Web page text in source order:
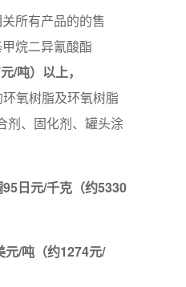
所有产品的的售
烷二异氰酸酯
/吨）以上，
氧树脂及环氧树脂
剂、固化剂、罐头涂
日元/千克（约5330
元/吨（约1274元/